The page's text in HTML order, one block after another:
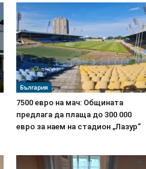
България
7500 евро на мач: Общината
предлага да плаща до 300 000
евро за наем на стадион „Лазур“